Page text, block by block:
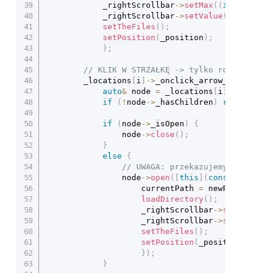
			_rightScrollbar
->setMax ( ( int
			_rightScrollbar
->setValue (
setTheFiles ( ) ;
setPosition ( _position ) ;
} ;
// KLIK W STRZAŁKĘ -> tylko rozwiń/zwiń
		_locations
i ->_onclick_arrow_func
auto& node = _locations i
if
( ! node ->_hasChildren ) return
if ( node ->_isOpen )
{
				node
->close ( ) ;
}
else
{
// UWAGA: przekazujemy onPick,
				node
->open ( this ( const
					currentPath
= newPath
loadDirectory ( ) ;
					_rightScrollbar
->setMax
					_rightScrollbar
->setValue
setTheFiles ( ) ;
setPosition ( _position
} ) ;
}